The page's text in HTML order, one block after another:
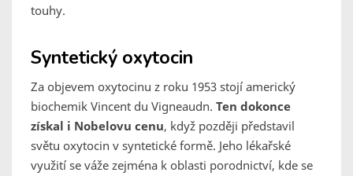
touhy.
Syntetický oxytocin
Za objevem oxytocinu z roku 1953 stojí americký
biochemik Vincent du Vigneaudn. Ten dokonce
získal i Nobelovu cenu, když později představil
světu oxytocin v syntetické formě. Jeho lékařské
využití se váže zejména k oblasti porodnictví, kde se